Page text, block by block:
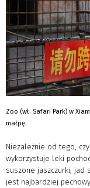
Zoo (wł. Safari Park) w
małpę.
Niezależnie od tego,
wykorzystuje leki
suszone jaszczurki, jad
jest najbardziej